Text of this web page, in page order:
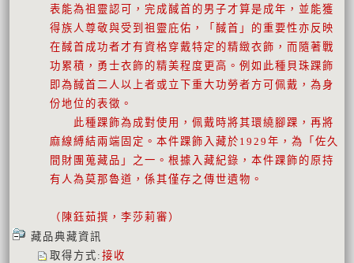
表能為祖靈認可，完成馘首的男子才算是成年，並能獲
得族人尊敬與受到祖靈庇佑，「馘首」的重要性亦反映
在馘首成功者才有資格穿戴特定的精緻衣飾，而隨著戰
功累積，勇士衣飾的精美程度更高。例如此種貝珠踝飾
即為馘首二人以上者或立下重大功勞者方可佩戴，為身
份地位的表徵。
此種踝飾為成對使用，佩戴時將其環繞腳踝，再將
麻線縛結兩端固定。本件踝飾入藏於1929年，為「佐久
間財團蒐藏品」之一。根據入藏紀錄，本件踝飾的原持
有人為莫那魯道，係其僅存之傳世遺物。
（陳鈺茹撰，李莎莉審）
藏品典藏資訊
取得方式 : 接收